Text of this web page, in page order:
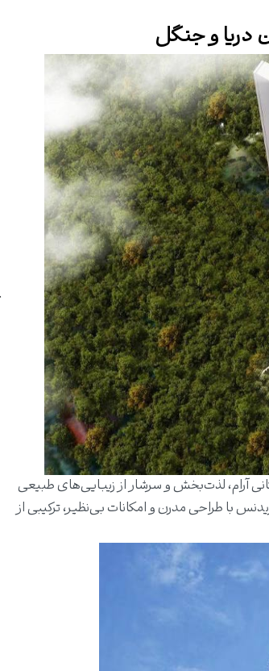
دریا و جنگل
آرام، لذت‌بخش و سرشار از زیبایی‌های طبیعی
با طراحی مدرن و امکانات بی‌نظیر، ترکیبی از